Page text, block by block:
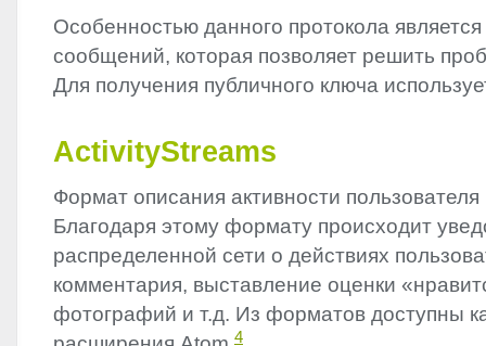
Особенностью данного протокола является
сообщений, которая позволяет решить
Для получения публичного ключа
ActivityStreams
Формат описания активности
Благодаря этому формату происходит
распределенной сети о действиях
комментария, выставление оценки
фотографий и т.д. Из форматов доступны
4